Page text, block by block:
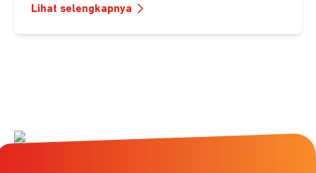
Lihat selengkapnya